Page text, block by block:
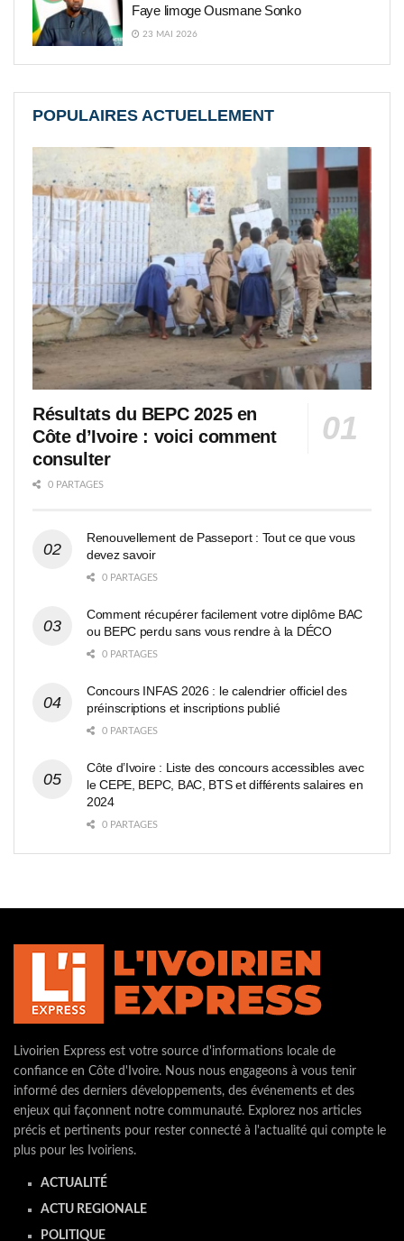
Faye limoge Ousmane Sonko
23 MAI 2026
POPULAIRES ACTUELLEMENT
Résultats du BEPC 2025 en
Côte d’Ivoire : voici comment
consulter
0 PARTAGES
Renouvellement de Passeport : Tout ce que vous
devez savoir
0 PARTAGES
Comment récupérer facilement votre diplôme BAC
ou BEPC perdu sans vous rendre à la DÉCO
0 PARTAGES
Concours INFAS 2026 : le calendrier officiel des
préinscriptions et inscriptions publié
0 PARTAGES
Côte d’Ivoire : Liste des concours accessibles avec
le CEPE, BEPC, BAC, BTS et différents salaires en
2024
0 PARTAGES
Livoirien Express est votre source d'informations locale de
confiance en Côte d'Ivoire. Nous nous engageons à vous tenir
informé des derniers développements, des événements et des
enjeux qui façonnent notre communauté. Explorez nos articles
précis et pertinents pour rester connecté à l'actualité qui compte le
plus pour les Ivoiriens.
ACTUALITÉ
ACTU REGIONALE
POLITIQUE